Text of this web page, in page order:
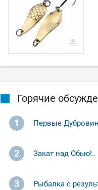
Горячие
1 Первые
2 Закат над Обью!..
3
Рыбалка с